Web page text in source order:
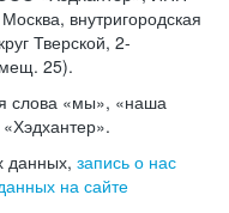
внутригородская
Тверской, 2-
25).
слова «мы», «наша
данных, запись о нас
на сайте